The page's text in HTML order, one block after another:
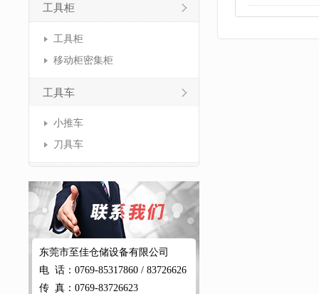
工具柜
工具柜
移动柜密集柜
工具车
小推车
刀具车
东莞市至佳仓储设备有限公司
电 话：0769-85317860 / 83726626
传 真：0769-83726623